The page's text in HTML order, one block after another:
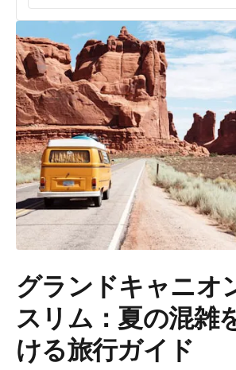
グランドキャニオ
スリム：夏の混雑
ける旅行ガイド